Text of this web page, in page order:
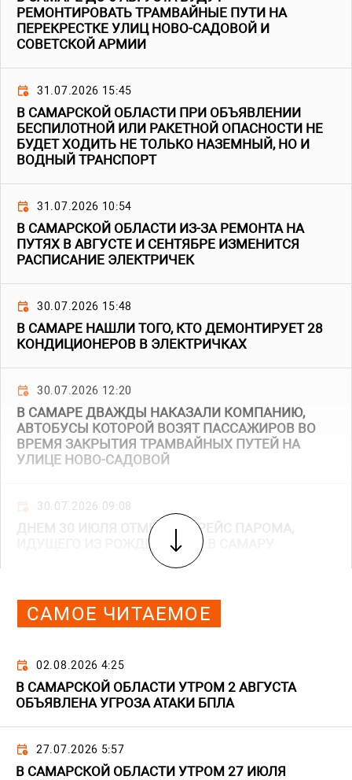
РЕМОНТИРОВАТЬ ТРАМВАЙНЫЕ ПУТИ НА
ПЕРЕКРЕСТКЕ УЛИЦ НОВО-САДОВОЙ И
СОВЕТСКОЙ АРМИИ
31.07.2026 15:45
В САМАРСКОЙ ОБЛАСТИ ПРИ ОБЪЯВЛЕНИИ
БЕСПИЛОТНОЙ ИЛИ РАКЕТНОЙ ОПАСНОСТИ НЕ
БУДЕТ ХОДИТЬ НЕ ТОЛЬКО НАЗЕМНЫЙ, НО И
ВОДНЫЙ ТРАНСПОРТ
31.07.2026 10:54
В САМАРСКОЙ ОБЛАСТИ ИЗ-ЗА РЕМОНТА НА
ПУТЯХ В АВГУСТЕ И СЕНТЯБРЕ ИЗМЕНИТСЯ
РАСПИСАНИЕ ЭЛЕКТРИЧЕК
30.07.2026 15:48
В САМАРЕ НАШЛИ ТОГО, КТО ДЕМОНТИРУЕТ 28
КОНДИЦИОНЕРОВ В ЭЛЕКТРИЧКАХ
30.07.2026 12:20
В САМАРЕ ДВАЖДЫ НАКАЗАЛИ КОМПАНИЮ,
АВТОБУСЫ КОТОРОЙ ВОЗЯТ ПАССАЖИРОВ ВО
ВРЕМЯ ЗАКРЫТИЯ ТРАМВАЙНЫХ ПУТЕЙ НА
УЛИЦЕ НОВО-САДОВОЙ
30.07.2026 09:08
ДНЕМ 30 ИЮЛЯ ОТМЕНИЛИ РЕЙС ПАРОМА,
ИДУЩЕГО ИЗ РОЖДЕСТВЕНО В САМАРУ
САМОЕ ЧИТАЕМОЕ
02.08.2026 4:25
В САМАРСКОЙ ОБЛАСТИ УТРОМ 2 АВГУСТА
ОБЪЯВЛЕНА УГРОЗА АТАКИ БПЛА
27.07.2026 5:57
В САМАРСКОЙ ОБЛАСТИ УТРОМ 27 ИЮЛЯ